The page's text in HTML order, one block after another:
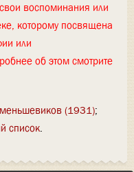
воспоминания или
которому посвящена
или
об этом смотрите
(1931)
список